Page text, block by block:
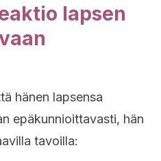
lapsen
hänen lapsensa
epäkunnioittavasti, hän
tavoilla: